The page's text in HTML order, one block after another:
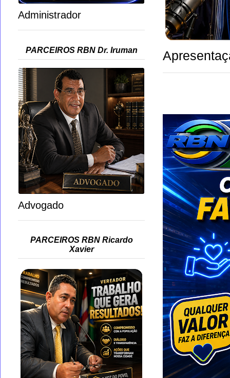
Administrador
PARCEIROS RBN Dr. Iruman
Advogado
PARCEIROS RBN Ricardo
Xavier